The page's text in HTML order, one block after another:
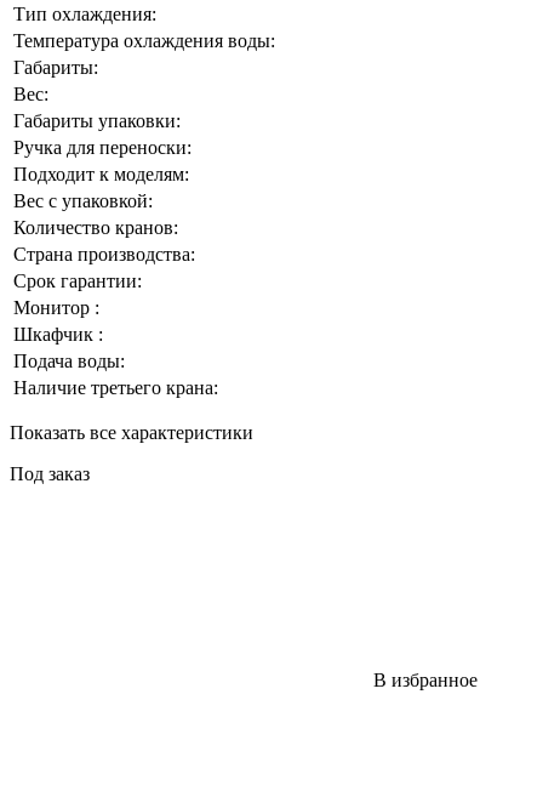
Тип охлаждения:
Температура охлаждения воды:
Габариты:
Вес:
Габариты упаковки:
Ручка для переноски:
Подходит к моделям:
Вес с упаковкой:
Количество кранов:
Страна производства:
Срок гарантии:
Монитор :
Шкафчик :
Подача воды:
Наличие третьего крана:
Показать все характеристики
Под заказ
В избранное